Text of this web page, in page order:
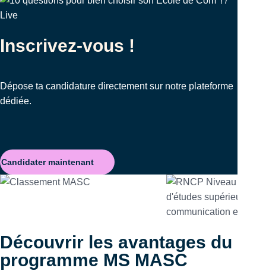
Inscrivez-vous !
Dépose ta candidature directement sur notre plateforme
dédiée.
Candidater maintenant
Découvrir les avantages du
programme MS MASC